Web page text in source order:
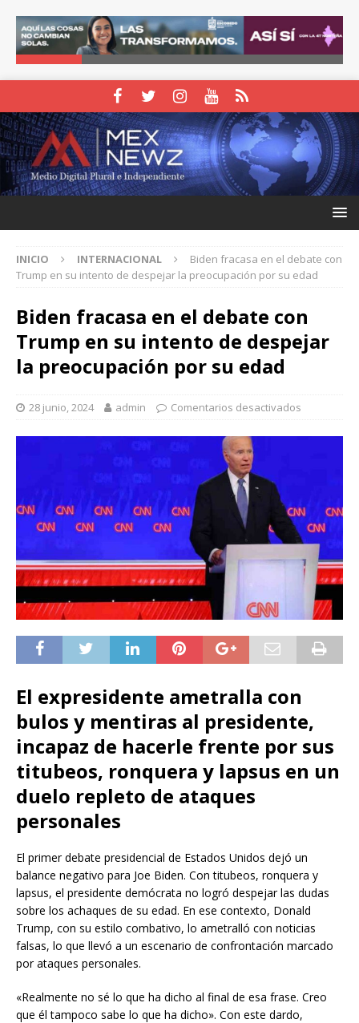
INICIO INTERNACIONAL
Biden fracasa en el debate con
Trump en su intento de despejar la preocupación por su edad
Biden fracasa en el debate con
Trump en su intento de despejar
la preocupación por su edad
28 junio, 2024 admin Comentarios desactivados
El expresidente ametralla con
bulos y mentiras al presidente,
incapaz de hacerle frente por sus
titubeos, ronquera y lapsus en un
duelo repleto de ataques
personales
El primer debate presidencial de Estados Unidos dejó un
balance negativo para Joe Biden. Con titubeos, ronquera y
lapsus, el presidente demócrata no logró despejar las dudas
sobre los achaques de su edad. En ese contexto, Donald
Trump, con su estilo combativo, lo ametralló con noticias
falsas, lo que llevó a un escenario de confrontación marcado
por ataques personales.
«Realmente no sé lo que ha dicho al final de esa frase. Creo
que él tampoco sabe lo que ha dicho». Con este dardo,